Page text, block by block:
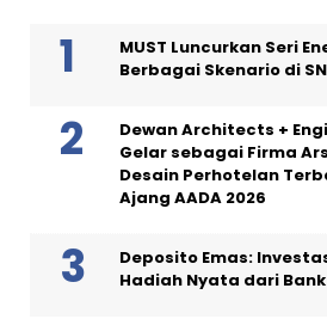
MUST Luncurkan Seri
Berbagai Skenario di
Dewan Architects +
Gelar sebagai Firma
Desain Perhotelan
Ajang AADA 2026
Deposito Emas:
Hadiah Nyata dari